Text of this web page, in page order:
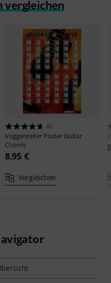
83
Voggenreiter Poster Guitar
Chords
8,95 €
Vergleichen